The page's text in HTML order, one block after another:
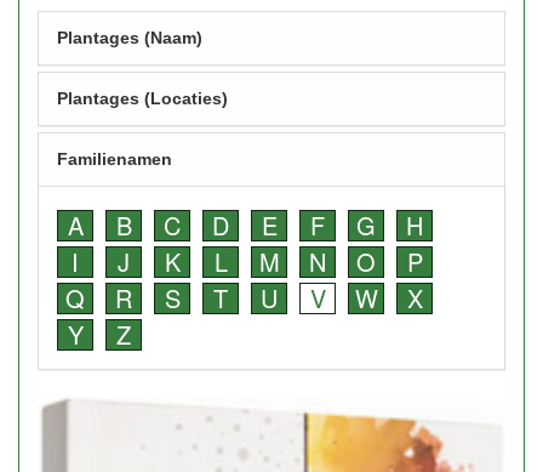
Plantages (Naam)
Plantages (Locaties)
Familienamen
A B C D E F G
H
I
J K L M N O
P
Q
R S T U V W
X
Y
Z